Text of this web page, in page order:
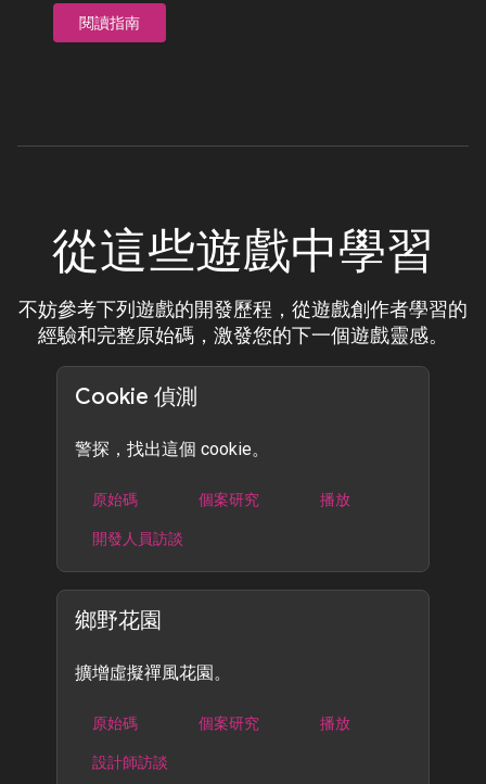
閱讀指南
從這些遊戲中學習
不妨參考下列遊戲的開發歷程，從遊戲創作者學習的
經驗和完整原始碼，激發您的下一個遊戲靈感。
Cookie 偵測
警探，找出這個 cookie。
原始碼 個案研究
播放
開發人員訪談
鄉野花園
擴增虛擬禪風花園。
原始碼 個案研究
播放
設計師訪談